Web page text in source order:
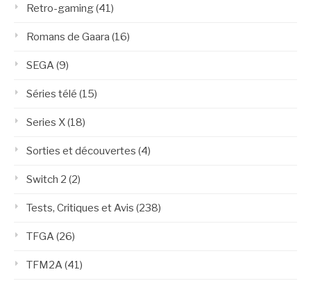
Retro-gaming(41)
Romans de Gaara (16)
SEGA(9)
Séries télé (15)
Series X(18)
Sorties et découvertes (4)
Switch 2 (2)
Tests, Critiques et Avis (238)
TFGA(26)
TFM2A(41)